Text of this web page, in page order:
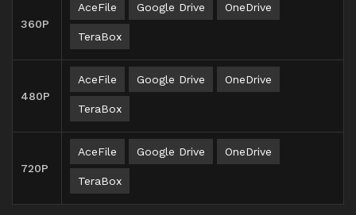
360P
AceFile Google Drive OneDrive
TeraBox
480P
AceFile Google Drive OneDrive
TeraBox
720P
AceFile Google Drive OneDrive
TeraBox